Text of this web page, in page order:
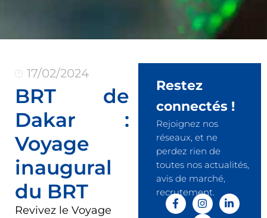
17/02/2024
BRT de
Dakar :
Voyage
inaugural
du BRT
Revivez le Voyage
Restez
connectés !
Rejoignez nos
réseaux, et ne
perdez rien de
toutes nos actualités,
avis de marché,
recrutement.